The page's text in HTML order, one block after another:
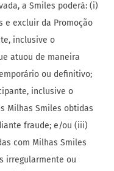
a Smiles poderá: (i)
e excluir da Promoção
inclusive o
atuou de maneira
ou definitivo;
inclusive o
Milhas Smiles obtidas
fraude; e/ou (iii)
com Milhas Smiles
irregularmente ou